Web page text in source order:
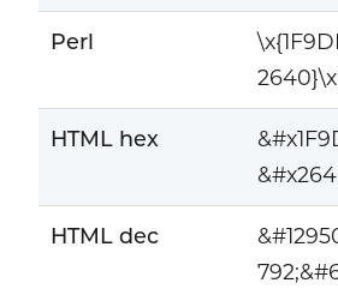
Perl
HTML hex
HTML dec